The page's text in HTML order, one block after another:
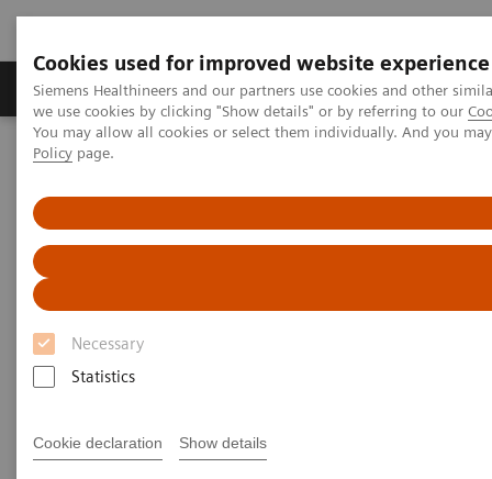
Cookies used for improved website experience
Siemens Healthineers and our partners use cookies and other
we use cookies by clicking "Show details" or by referring to our
You may allow all cookies or select them individually. And you
Policy page.
Necessary
Statistics
Cookie declaration Show details
Productos y servicios Especialidades Clínicas
Siemens Healthineers Latinoamérica
Sistemas de Resonancia Magnética de 1.5 Teslas
MAGNETOM Sempra
MAGNETOM Sempra
Éxito diario con 1.5 T